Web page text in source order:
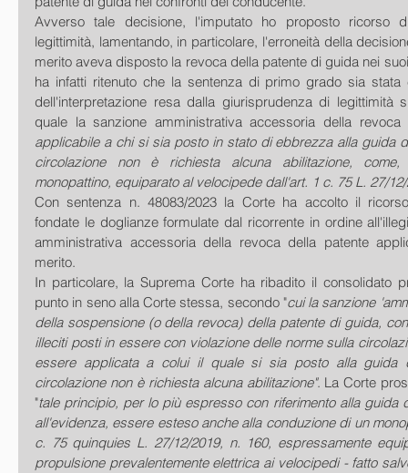
Avverso tale decisione, l'imputato ho proposto ricorso
legittimità, lamentando, in particolare, l'erroneità della
merito aveva disposto la revoca della patente di guida nei
ha infatti ritenuto che la sentenza di primo grado sia stata
dell'interpretazione resa dalla giurisprudenza di legittimità
quale la sanzione amministrativa accessoria della
applicabile a chi si sia posto in stato di ebbrezza alla guida
circolazione non è richiesta alcuna abilitazione,
monopattino, equiparato al velocipede dall'art. 1 c. 75 L. 27/
Con sentenza n. 48083/2023 la Corte ha accolto il
fondate le doglianze formulate dal ricorrente in ordine
amministrativa accessoria della revoca della patente
merito.
In particolare, la Suprema Corte ha ribadito il consolidato
punto in seno alla Corte stessa, secondo "cui la sanzione
della sospensione (o della revoca) della patente di guida,
illeciti posti in essere con violazione delle norme sulla
essere applicata a colui il quale si sia posto alla guida
circolazione non è richiesta alcuna abilitazione". La Corte
"tale principio, per lo più espresso con riferimento alla guida
all'evidenza, essere esteso anche alla conduzione di un
c. 75 quinquies L. 27/12/2019, n. 160, espressamente
propulsione prevalentemente elettrica ai velocipedi - fatto